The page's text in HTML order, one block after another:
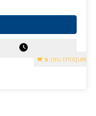
5 (80 critiques)